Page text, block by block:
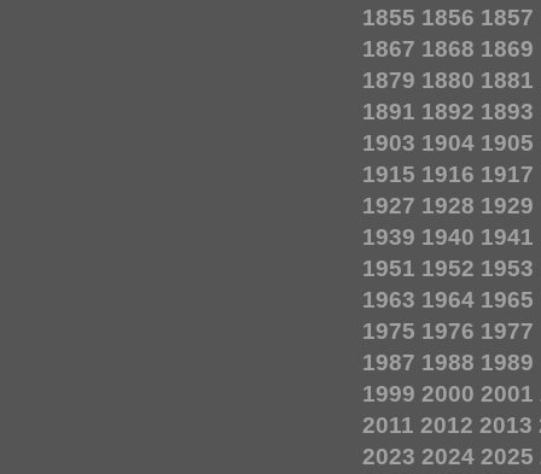
1855 1856 1857
1867 1868 1869
1879 1880 1881
1891 1892 1893
1903 1904 1905
1915 1916 1917
1927 1928 1929
1939 1940 1941
1951 1952 1953
1963 1964 1965
1975 1976 1977
1987 1988 1989
1999 2000 2001
2011 2012 2013
2023 2024 2025